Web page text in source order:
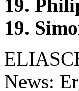
19.
19.
News: